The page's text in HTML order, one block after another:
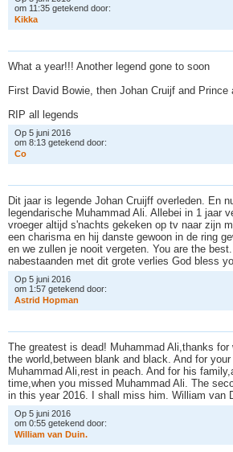
om 11:35 getekend door:
Kikka
What a year!!! Another legend gone to soon
First David Bowie, then Johan Cruijf and Prince
RIP all legends
Op 5 juni 2016
om 8:13 getekend door:
Co
Dit jaar is legende Johan Cruijff overleden. En
legendarische Muhammad Ali. Allebei in 1 jaar
vroeger altijd s'nachts gekeken op tv naar zijn
een charisma en hij danste gewoon in de ring
en we zullen je nooit vergeten. You are the
nabestaanden met dit grote verlies God bless
Op 5 juni 2016
om 1:57 getekend door:
Astrid Hopman
The greatest is dead! Muhammad Ali,thanks
the world,between blank and black. And for
Muhammad Ali,rest in peach. And for his
time,when you missed Muhammad Ali. The
in this year 2016. I shall miss him. William van
Op 5 juni 2016
om 0:55 getekend door:
William van Duin.